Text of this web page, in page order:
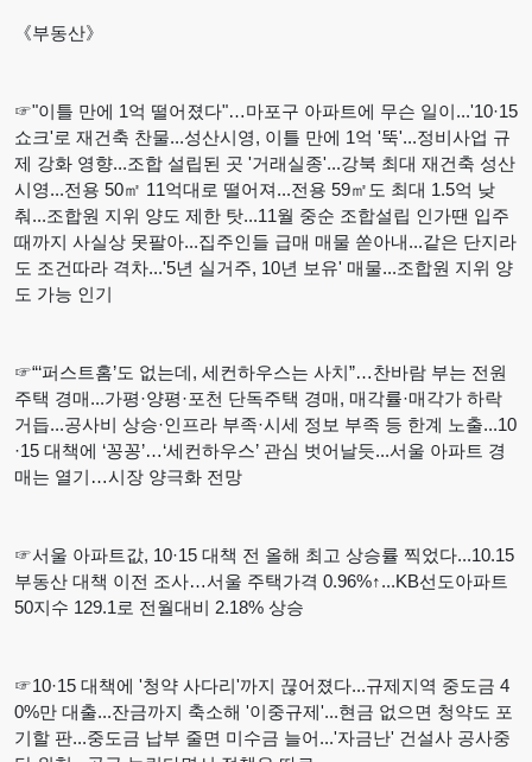
《부동산》
☞"이틀 만에 1억 떨어졌다"…마포구 아파트에 무슨 일이...'10·15
쇼크'로 재건축 찬물...성산시영, 이틀 만에 1억 '뚝'...정비사업 규
제 강화 영향...조합 설립된 곳 '거래실종'...강북 최대 재건축 성산
시영...전용 50㎡ 11억대로 떨어져...전용 59㎡도 최대 1.5억 낮
춰...조합원 지위 양도 제한 탓...11월 중순 조합설립 인가땐 입주
때까지 사실상 못팔아...집주인들 급매 매물 쏟아내...같은 단지라
도 조건따라 격차...'5년 실거주, 10년 보유' 매물...조합원 지위 양
도 가능 인기
☞“‘퍼스트홈’도 없는데, 세컨하우스는 사치”…찬바람 부는 전원
주택 경매...가평·양평·포천 단독주택 경매, 매각률·매각가 하락
거듭...공사비 상승·인프라 부족·시세 정보 부족 등 한계 노출...10
·15 대책에 ‘꽁꽁’…‘세컨하우스’ 관심 벗어날듯...서울 아파트 경
매는 열기…시장 양극화 전망
☞서울 아파트값, 10·15 대책 전 올해 최고 상승률 찍었다...10.15
부동산 대책 이전 조사…서울 주택가격 0.96%↑...KB선도아파트
50지수 129.1로 전월대비 2.18% 상승
☞10·15 대책에 '청약 사다리'까지 끊어졌다...규제지역 중도금 4
0%만 대출...잔금까지 축소해 '이중규제'...현금 없으면 청약도 포
기할 판...중도금 납부 줄면 미수금 늘어...'자금난' 건설사 공사중